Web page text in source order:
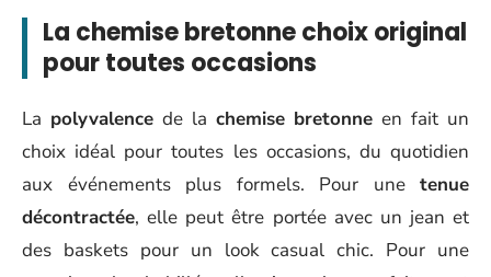
La chemise bretonne choix original
pour toutes occasions
La polyvalencede la chemise bretonne en fait un
choix idéal pour toutes les occasions, du quotidien
aux événements plus formels. Pour une tenue
décontractée, elle peut être portée avec un jean et
des baskets pour un look casual chic. Pour une